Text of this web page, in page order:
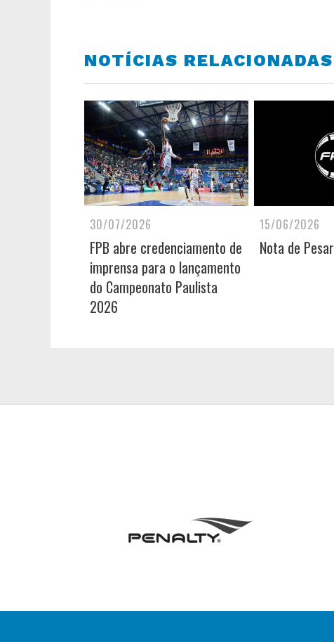
NOTÍCIAS RELACIONADAS
30/07/2026
FPB abre credenciamento de
imprensa para o lançamento
do Campeonato Paulista
2026
15/06/2026
Nota de Pesar